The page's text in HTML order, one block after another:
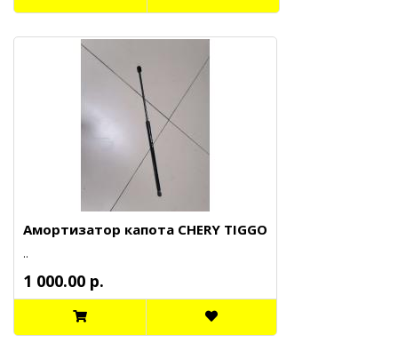
Амортизатор капота CHERY TIGGO
..
1 000.00 р.